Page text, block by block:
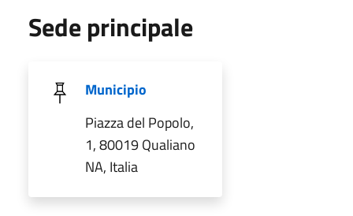
Sede principale
Municipio
Piazza del Popolo,
1, 80019 Qualiano
NA, Italia